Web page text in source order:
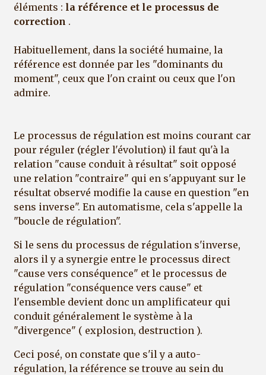
éléments : la référence et le processus de
correction .
Habituellement, dans la société humaine, la
référence est donnée par les "dominants du
moment", ceux que l'on craint ou ceux que l'on
admire.
Le processus de régulation est moins courant car
pour réguler (régler l'évolution) il faut qu'à la
relation "cause conduit à résultat" soit opposé
une relation "contraire" qui en s'appuyant sur le
résultat observé modifie la cause en question "en
sens inverse". En automatisme, cela s'appelle la
"boucle de régulation".
Si le sens du processus de régulation s'inverse,
alors il y a synergie entre le processus direct
"cause vers conséquence" et le processus de
régulation "conséquence vers cause" et
l'ensemble devient donc un amplificateur qui
conduit généralement le système à la
"divergence" ( explosion, destruction ).
Ceci posé, on constate que s'il y a auto-
régulation, la référence se trouve au sein du